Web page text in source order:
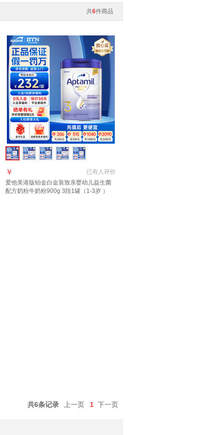
共6件商品
已有人评价
￥
爱他美港版铂金白金装致亲婴幼儿益生菌
配方奶粉牛奶粉900g 3段1罐（1-3岁 ）
共6条记录 上一页 1 下一页